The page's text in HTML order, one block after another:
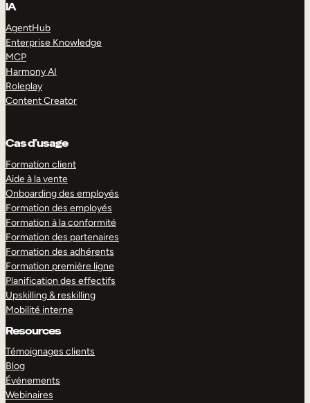
IA
AgentHub
Enterprise Knowledge
MCP
Harmony AI
Roleplay
Content Creator
Cas d’usage
Formation client
Aide à la vente
Onboarding des employés
Formation des employés
Formation à la conformité
Formation des partenaires
Formation des adhérents
Formation première ligne
Planification des effectifs
Upskilling & reskilling
Mobilité interne
Resources
Témoignages clients
Blog
Événements
Webinaires